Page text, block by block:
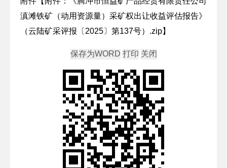
滇滩铁矿（动用资源量）采矿权出让收益评估报告》
（云陆矿采评报〔2025〕第137号）.zip】